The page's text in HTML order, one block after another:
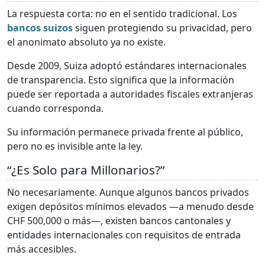
La respuesta corta: no en el sentido tradicional. Los
bancos suizossiguen protegiendo su privacidad, pero
el anonimato absoluto ya no existe.
Desde 2009, Suiza adoptó estándares internacionales
de transparencia. Esto significa que la información
puede ser reportada a autoridades fiscales extranjeras
cuando corresponda.
Su información permanece privada frente al público,
pero no es invisible ante la ley.
“¿Es Solo para Millonarios?”
No necesariamente. Aunque algunos bancos privados
exigen depósitos mínimos elevados —a menudo desde
CHF 500,000 o más—, existen bancos cantonales y
entidades internacionales con requisitos de entrada
más accesibles.